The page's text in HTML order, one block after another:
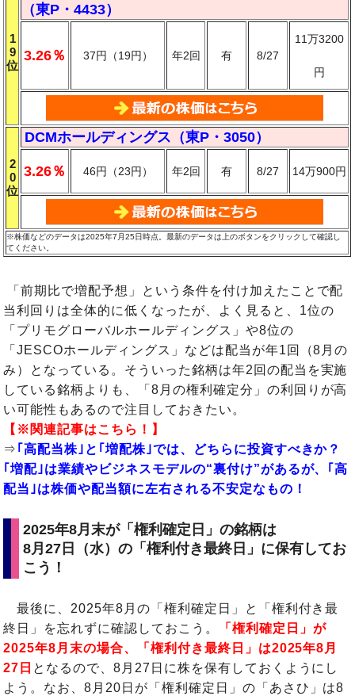
1
9
位
（東P・4433）
3.26％ 37円（19円） 年2回 有 8/27
11万3200
円
2
0
位
DCMホールディングス（東P・3050）
3.26％ 46円（23円） 年2回 有 8/27 14万900円
※株価などのデータは2025年7月25日時点。最新のデータは上のボタンをクリックして確認し
てください。
「前期比で増配予想」という条件を付け加えたことで配
当利回りは全体的に低くなったが、よく見ると、1位の
「プリモグローバルホールディングス」や8位の
「JESCOホールディングス」などは配当が年1回（8月の
み）となっている。そういった銘柄は年2回の配当を実施
している銘柄よりも、「8月の権利確定分」の利回りが高
い可能性もあるので注目しておきたい。
【※関連記事はこちら！】
⇒ ｢高配当株｣と｢増配株｣では、どちらに投資すべきか？
｢増配｣は業績やビジネスモデルの“裏付け”があるが、｢高
配当｣は株価や配当額に左右される不安定なもの！
2025年8月末が「権利確定日」の銘柄は
8月27日（水）の「権利付き最終日」に保有してお
こう！
最後に、2025年8月の「権利確定日」と「権利付き最
終日」を忘れずに確認しておこう。
「権利確定日」が
2025年8月末の場合、「権利付き最終日」は2025年8月
27日 となるので、8月27日に株を保有しておくようにし
よう。なお、8月20日が「権利確定日」の「あさひ」は8